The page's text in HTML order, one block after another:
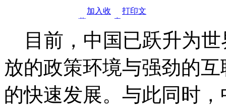
加入收
藏
打印文
章
目前，中国已跃升为世
放的政策环境与强劲的
的快速发展。与此同时